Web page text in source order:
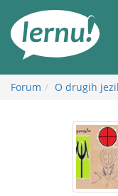
vsebini
Forum O drugih